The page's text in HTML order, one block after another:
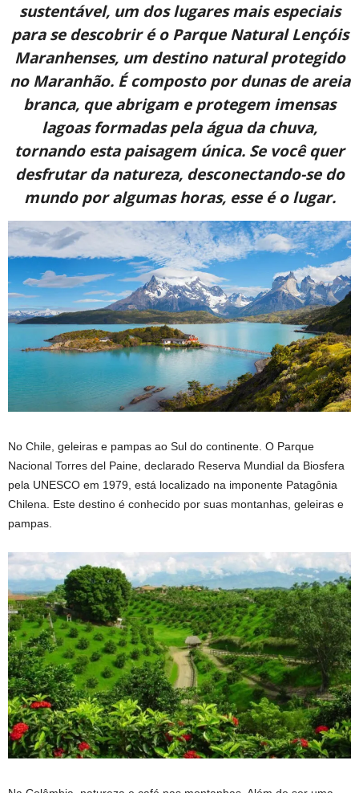
sustentável, um dos lugares mais especiais
para se descobrir é o Parque Natural Lençóis
Maranhenses, um destino natural protegido
no Maranhão. É composto por dunas de areia
branca, que abrigam e protegem imensas
lagoas formadas pela água da chuva,
tornando esta paisagem única. Se você quer
desfrutar da natureza, desconectando-se do
mundo por algumas horas, esse é o lugar.
No Chile, geleiras e pampas ao Sul do continente. O Parque
Nacional Torres del Paine, declarado Reserva Mundial da Biosfera
pela UNESCO em 1979, está localizado na imponente Patagônia
Chilena. Este destino é conhecido por suas montanhas, geleiras e
pampas.